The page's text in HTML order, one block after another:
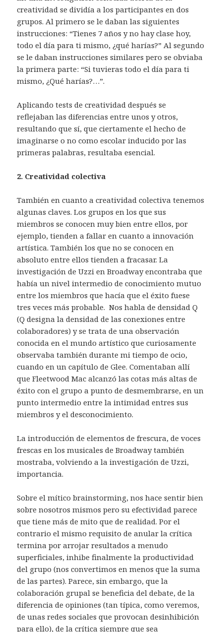
creatividad se dividía a los participantes en dos
grupos. Al primero se le daban las siguientes
instrucciones: “Tienes 7 años y no hay clase hoy,
todo el día para ti mismo, ¿qué harías?” Al segundo
se le daban instrucciones similares pero se obviaba
la primera parte: “Si tuvieras todo el día para ti
mismo, ¿Qué harías?…”.
Aplicando tests de creatividad después se
reflejaban las diferencias entre unos y otros,
resultando que sí, que ciertamente el hecho de
imaginarse o no como escolar inducido por las
primeras palabras, resultaba esencial.
2. Creatividad colectiva
También en cuanto a creatividad colectiva tenemos
algunas claves. Los grupos en los que sus
miembros se conocen muy bien entre ellos, por
ejemplo, tienden a fallar en cuanto a innovación
artística. También los que no se conocen en
absoluto entre ellos tienden a fracasar. La
investigación de Uzzi en Broadway encontraba que
había un nivel intermedio de conocimiento mutuo
entre los miembros que hacía que el éxito fuese
tres veces más probable. Nos habla de densidad Q
(Q designa la densidad de las conexiones entre
colaboradores) y se trata de una observación
conocida en el mundo artístico que curiosamente
observaba también durante mi tiempo de ocio,
cuando en un capítulo de Glee. Comentaban allí
que Fleetwood Mac alcanzó las cotas más altas de
éxito con el grupo a punto de desmembrarse, en un
punto intermedio entre la intimidad entres sus
miembros y el desconocimiento.
La introducción de elementos de frescura, de voces
frescas en los musicales de Broadway también
mostraba, volviendo a la investigación de Uzzi,
importancia.
Sobre el mítico brainstorming, nos hace sentir bien
sobre nosotros mismos pero su efectividad parece
que tiene más de mito que de realidad. Por el
contrario el mismo requisito de anular la crítica
termina por arrojar resultados a menudo
superficiales, inhibe finalmente la productividad
del grupo (nos convertimos en menos que la suma
de las partes). Parece, sin embargo, que la
colaboración grupal se beneficia del debate, de la
diferencia de opiniones (tan típica, como veremos,
de unas redes sociales que provocan desinhibición
para ello), de la crítica siempre que sea